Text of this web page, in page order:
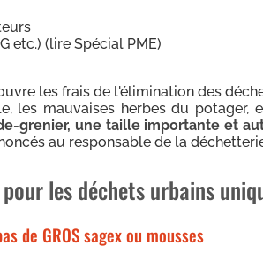
etc.) (lire Spécial PME)
les frais de l'élimination des
les mauvaises herbes du
grenier, une taille importante et
au responsable de la
les déchets urbains
de GROS sagex ou mousses